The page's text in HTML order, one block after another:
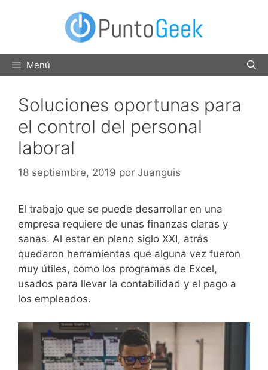
Menú
Soluciones oportunas para
el control del personal
laboral
18 septiembre, 2019 por Juanguis
El trabajo que se puede desarrollar en una
empresa requiere de unas finanzas claras y
sanas. Al estar en pleno siglo XXI, atrás
quedaron herramientas que alguna vez fueron
muy útiles, como los programas de Excel,
usados para llevar la contabilidad y el pago a
los empleados.